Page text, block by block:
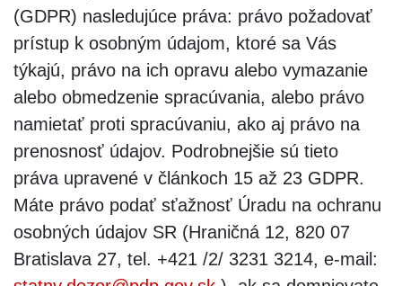
(GDPR) nasledujúce práva: právo požadovať
prístup k osobným údajom, ktoré sa Vás
týkajú, právo na ich opravu alebo vymazanie
alebo obmedzenie spracúvania, alebo právo
namietať proti spracúvaniu, ako aj právo na
prenosnosť údajov. Podrobnejšie sú tieto
práva upravené v článkoch 15 až 23 GDPR.
Máte právo podať sťažnosť Úradu na ochranu
osobných údajov SR (Hraničná 12, 820 07
Bratislava 27, tel. +421 /2/ 3231 3214, e-mail: